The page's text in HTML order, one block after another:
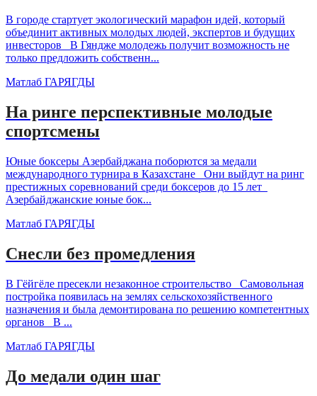
В городе стартует экологический марафон идей, который
объединит активных молодых людей, экспертов и будущих
инвесторов В Гяндже молодежь получит возможность не
только предложить собственн...
Матлаб ГАРЯГДЫ
На ринге перспективные молодые
спортсмены
Юные боксеры Азербайджана поборются за медали
международного турнира в Казахстане Они выйдут на ринг
престижных соревнований среди боксеров до 15 лет
Азербайджанские юные бок...
Матлаб ГАРЯГДЫ
Снесли без промедления
В Гёйгёле пресекли незаконное строительство Самовольная
постройка появилась на землях сельскохозяйственного
назначения и была демонтирована по решению компетентных
органов В ...
Матлаб ГАРЯГДЫ
До медали один шаг